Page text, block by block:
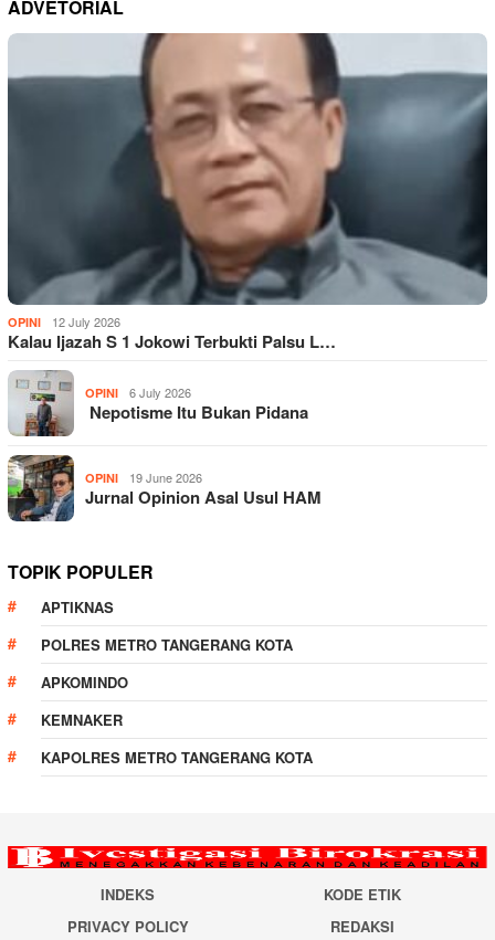
ADVETORIAL
OPINI 12 July 2026
Kalau Ijazah S 1 Jokowi Terbukti Palsu L…
OPINI 6 July 2026
Nepotisme Itu Bukan Pidana
OPINI 19 June 2026
Jurnal Opinion Asal Usul HAM
TOPIK POPULER
APTIKNAS
POLRES METRO TANGERANG KOTA
APKOMINDO
KEMNAKER
KAPOLRES METRO TANGERANG KOTA
INDEKS
KODE ETIK
PRIVACY POLICY
REDAKSI